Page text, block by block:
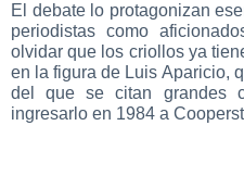
El debate lo protagonizan
periodistas como
olvidar que los criollos ya
en la figura de Luis Aparicio,
del que se citan grandes
ingresarlo en 1984 a